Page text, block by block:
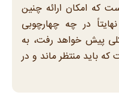
که امکان ارائه چنین
در چه چهارچوبی
پیش خواهد رفت، به
باید منتظر ماند و در